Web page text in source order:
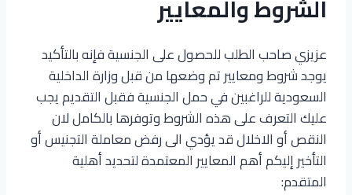
الشروط والمعايير
عزيزي صاحب الطلب للحصول على الجنسية فإنه بالتأكيد
يوجد شروط ومعايير تم وضعها من قبل وزارة الداخلية
السعودية للراغبين في حمل الجنسية فقبل التقديم يجب
عليك التعرف على هذه الشروط وتوفرها بالكامل لان
النقص أو الاخلال قد يؤدي الى رفض معاملة التجنيس أو
التأخير إليكم أهم المعايير المعتمدة لتحديد أهلية
المتقدم: